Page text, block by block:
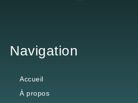
Navigation
Accueil
À propos